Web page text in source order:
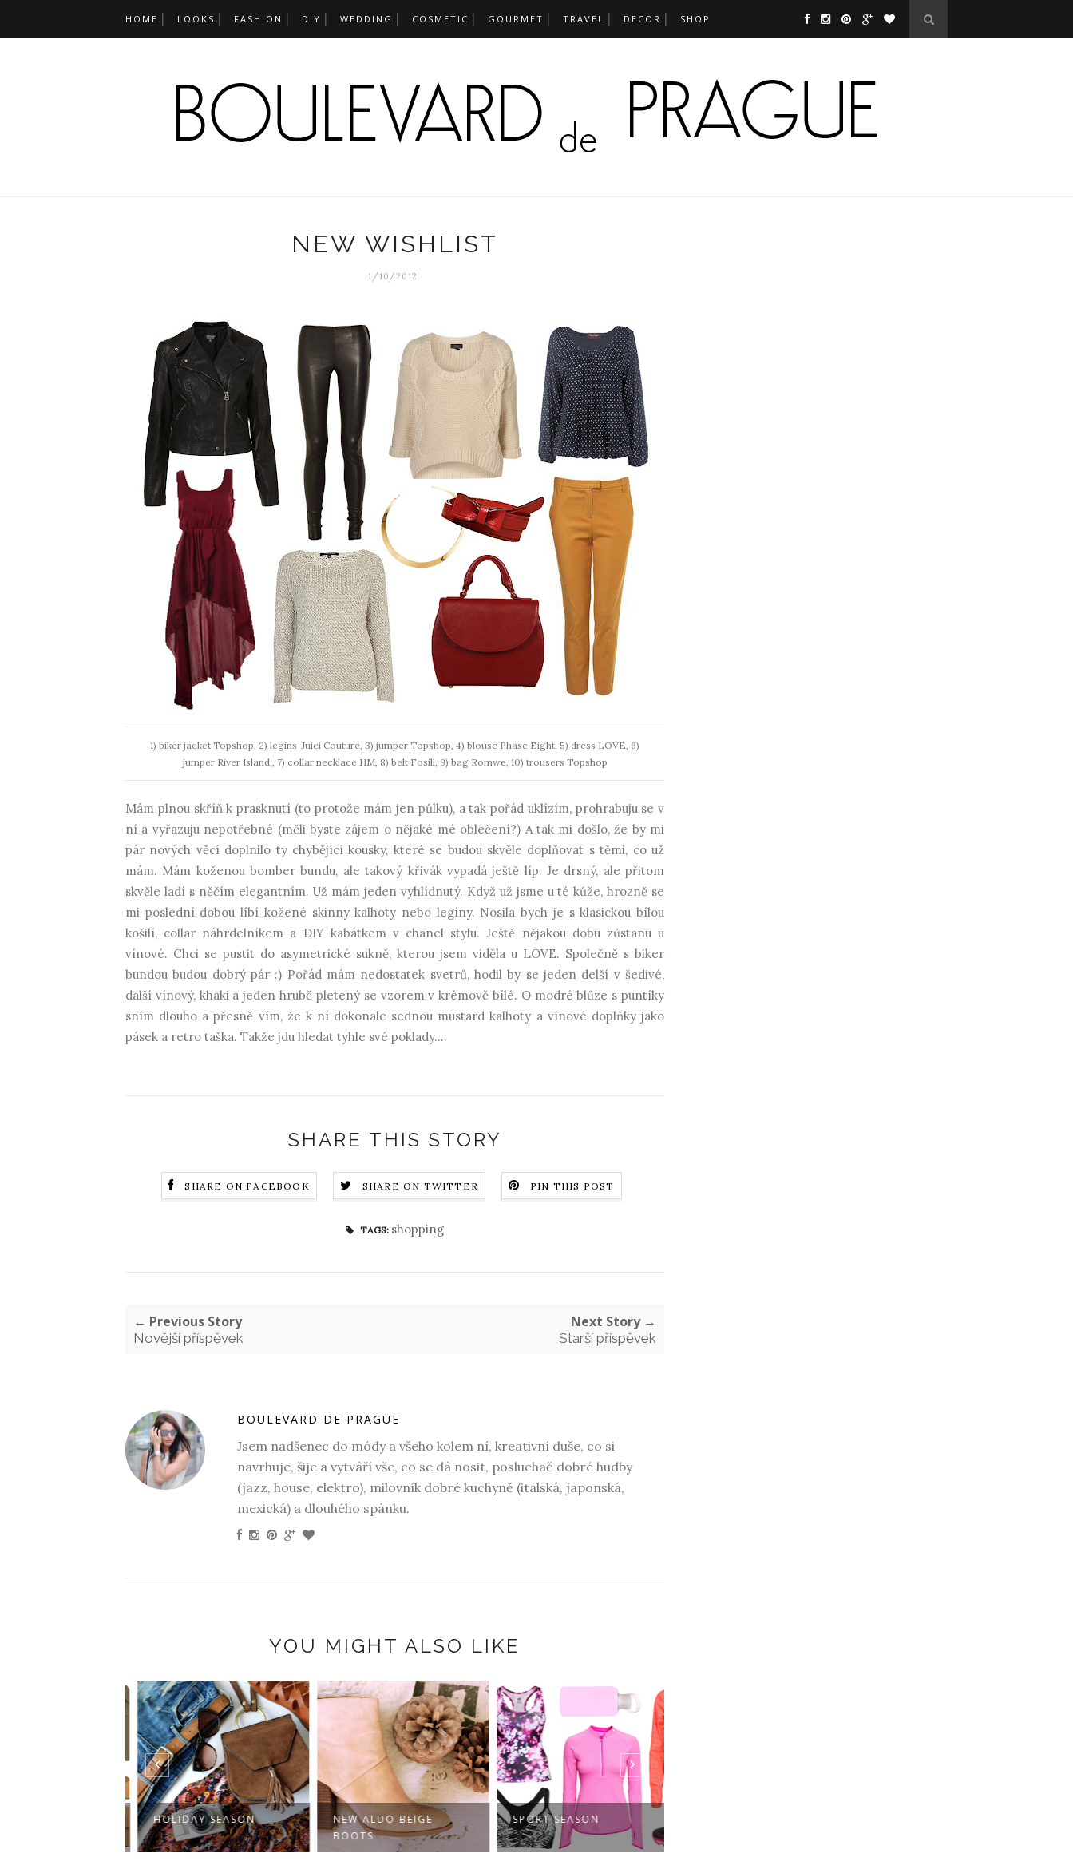
HOME LOOKS FASHION DIY WEDDING COSMETIC GOURMET TRAVEL DECOR SHOP
NEW WISHLIST
1/10/2012
1) biker jacket Topshop, 2) legins Juici Couture, 3) jumper Topshop, 4) blouse Phase Eight, 5) dress LOVE, 6)
jumper River Island,, 7) collar necklace HM, 8) belt Fosill, 9) bag Romwe, 10) trousers Topshop
Mám plnou skříň k prasknutí (to protože mám jen půlku), a tak pořád uklízím, prohrabuju se v
ní a vyřazuju nepotřebné (měli byste zájem o nějaké mé oblečení?) A tak mi došlo, že by mi
pár nových věcí doplnilo ty chybějící kousky, které se budou skvěle doplňovat s těmi, co už
mám. Mám koženou bomber bundu, ale takový křivák vypadá ještě líp. Je drsný, ale přitom
skvěle ladí s něčím elegantním. Už mám jeden vyhlídnutý. Když už jsme u té kůže, hrozně se
mi poslední dobou líbí kožené skinny kalhoty nebo legíny. Nosila bych je s klasickou bílou
košilí, collar náhrdelníkem a DIY kabátkem v chanel stylu. Ještě nějakou dobu zůstanu u
vínové. Chci se pustit do asymetrické sukně, kterou jsem viděla u LOVE. Společně s biker
bundou budou dobrý pár :) Pořád mám nedostatek svetrů, hodil by se jeden delší v šedivé,
další vínový, khaki a jeden hrubě pletený se vzorem v krémově bílé. O modré blůze s puntíky
sním dlouho a přesně vím, že k ní dokonale sednou mustard kalhoty a vínové doplňky jako
pásek a retro taška. Takže jdu hledat tyhle své poklady....
SHARE THIS STORY
SHARE ON FACEBOOK SHARE ON TWITTER PIN THIS POST
TAGS: shopping
← Previous Story
Novější příspěvek
Next Story →
Starší příspěvek
BOULEVARD DE PRAGUE
Jsem nadšenec do módy a všeho kolem ní, kreativní duše, co si
navrhuje, šije a vytváří vše, co se dá nosit, posluchač dobré hudby
(jazz, house, elektro), milovník dobré kuchyně (italská, japonská,
mexická) a dlouhého spánku.
YOU MIGHT ALSO LIKE
HOLIDAY SEASON
NEW ALDO BEIGE
BOOTS
SPORT SEASON